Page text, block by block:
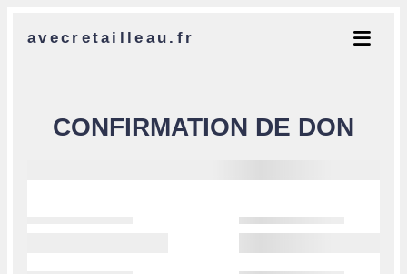
avecretailleau.fr
CONFIRMATION DE DON